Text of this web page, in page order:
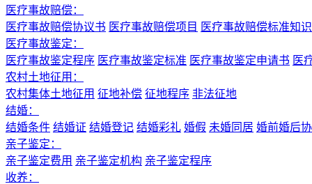
医疗事故赔偿：
医疗事故赔偿协议书 医疗事故赔偿项目 医疗事故赔偿标准知识
医疗事故鉴定：
医疗事故鉴定程序 医疗事故鉴定标准 医疗事故鉴定申请书 医
农村土地征用：
农村集体土地征用 征地补偿 征地程序 非法征地
结婚：
结婚条件 结婚证 结婚登记 结婚彩礼 婚假 未婚同居 婚前婚后
亲子鉴定：
亲子鉴定费用 亲子鉴定机构 亲子鉴定程序
收养：